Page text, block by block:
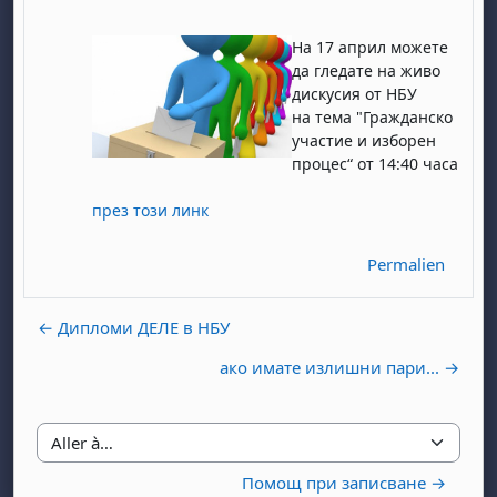
На 17 април можете
да гледате на живо
дискусия от НБУ
на тема "Гражданско
участие и изборен
процес“ от 14:40 часа
през този линк
Permalien
← Дипломи ДЕЛЕ в НБУ
ако имате излишни пари... →
Aller à…
Помощ при записване →